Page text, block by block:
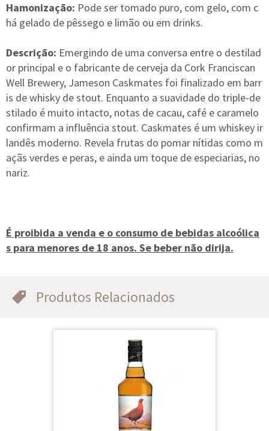
Hamonização: Pode ser tomado puro, com gelo, com c
há gelado de pêssego e limão ou em drinks.
Descrição: Emergindo de uma conversa entre o destilad
or principal e o fabricante de cerveja da Cork Franciscan
Well Brewery, Jameson Caskmates foi finalizado em barr
is de whisky de stout. Enquanto a suavidade do triple-de
stilado é muito intacto, notas de cacau, café e caramelo
confirmam a influência stout. Caskmates é um whiskey ir
landês moderno. Revela frutas do pomar nítidas como m
açãs verdes e peras, e ainda um toque de especiarias, no
nariz.
É proibida a venda e o consumo de bebidas alcoólica
s para menores de 18 anos. Se beber não dirija.
Produtos Relacionados